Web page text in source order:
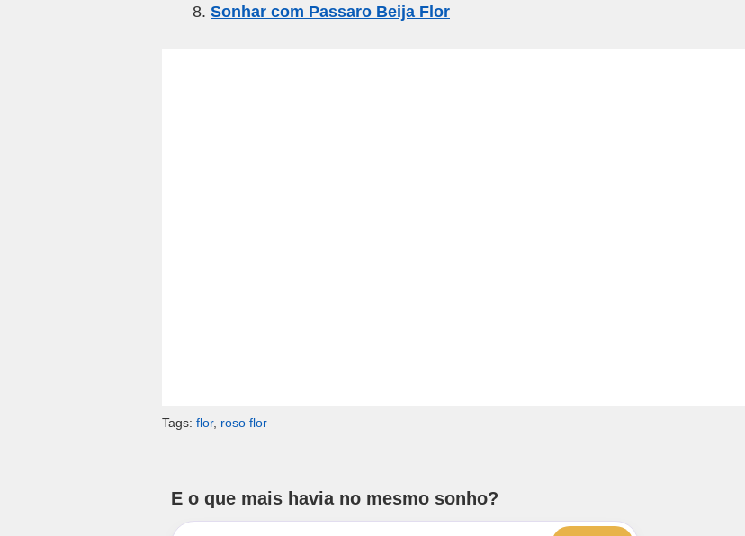
Sonhar com Passaro Beija Flor
Tags: flor, roso flor
E o que mais havia no mesmo sonho?